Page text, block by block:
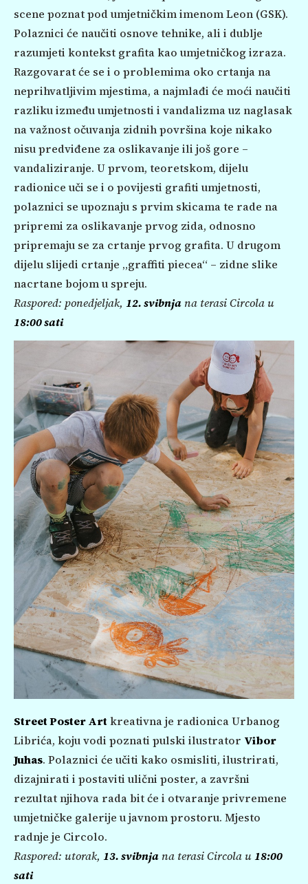
scene poznat pod umjetničkim imenom Leon (GSK).
Polaznici će naučiti osnove tehnike, ali i dublje
razumjeti kontekst grafita kao umjetničkog izraza.
Razgovarat će se i o problemima oko crtanja na
neprihvatljivim mjestima, a najmlađi će moći naučiti
razliku između umjetnosti i vandalizma uz naglasak
na važnost očuvanja zidnih površina koje nikako
nisu predviđene za oslikavanje ili još gore –
vandaliziranje. U prvom, teoretskom, dijelu
radionice uči se i o povijesti grafiti umjetnosti,
polaznici se upoznaju s prvim skicama te rade na
pripremi za oslikavanje prvog zida, odnosno
pripremaju se za crtanje prvog grafita. U drugom
dijelu slijedi crtanje „graffiti piecea“ – zidne slike
nacrtane bojom u spreju.
Raspored: ponedjeljak, 12. svibnja na terasi Circola u
18:00 sati
Street Poster Artkreativna je radionica Urbanog
Librića, koju vodi poznati pulski ilustrator Vibor
Juhas. Polaznici će učiti kako osmisliti, ilustrirati,
dizajnirati i postaviti ulični poster, a završni
rezultat njihova rada bit će i otvaranje privremene
umjetničke galerije u javnom prostoru. Mjesto
radnje je Circolo.
Raspored: utorak, 13. svibnja na terasi Circola u18:00
sati